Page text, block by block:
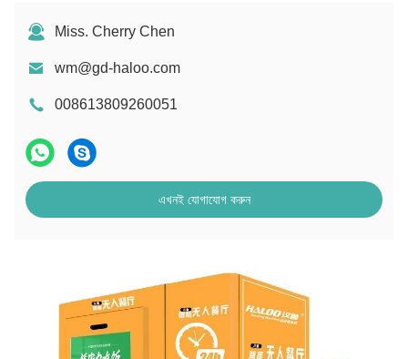
Miss. Cherry Chen
wm@gd-haloo.com
008613809260051
এখনই যোগাযোগ করুন